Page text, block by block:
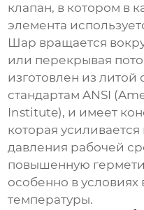
клапан, в котором в
элемента
Шар вращается
или перекрывая
изготовлен из литой
стандартам ANSI
Institute), и имеет
которая
давления рабочей
повышенную
особенно в
температуры.